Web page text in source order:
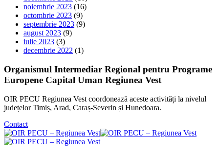
noiembrie 2023 (16)
octombrie 2023 (9)
septembrie 2023 (9)
august 2023 (9)
iulie 2023 (3)
decembrie 2022 (1)
Organismul Intermediar Regional pentru Programe
Europene Capital Uman Regiunea Vest
OIR PECU Regiunea Vest coordonează aceste activități la nivelul
județelor Timiș, Arad, Caraș-Severin și Hunedoara.
Contact